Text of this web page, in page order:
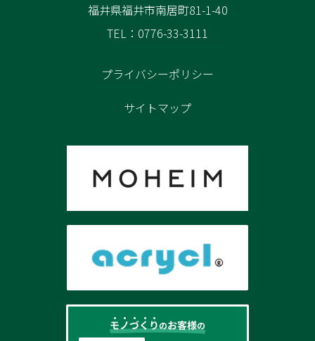
福井県福井市南居町81-1-40
TEL：0776-33-3111
プライバシーポリシー
サイトマップ